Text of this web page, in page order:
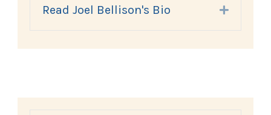
Read Joel Bellison's Bio Expand